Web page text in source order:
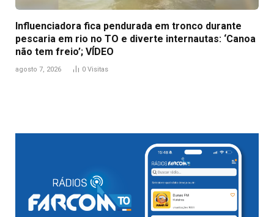
Influenciadora fica pendurada em tronco durante
pescaria em rio no TO e diverte internautas: ‘Canoa
não tem freio’; VÍDEO
agosto 7, 2026 0 Visitas